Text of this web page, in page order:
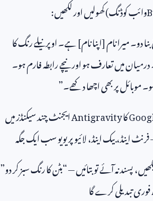
وائب کوڈنگ) کھولیں اور لکھیں:
دو۔ میرا نام [اپنا نام] ہے۔ اوپر نیلے رنگ کا
میں تعارف ہو اور نیچے رابطہ فارم ہو۔
موبائل پر بھی اچھا دکھے۔”
کاAntigravityایجنٹ چند سیکنڈز میں
اینڈ، بیک اینڈ، لائیو پریویو سب ایک جگہ
پسند نہ آئے تو بتائیں — “بٹن کا رنگ سبز کر دو”
فوری تبدیلی کرے گا